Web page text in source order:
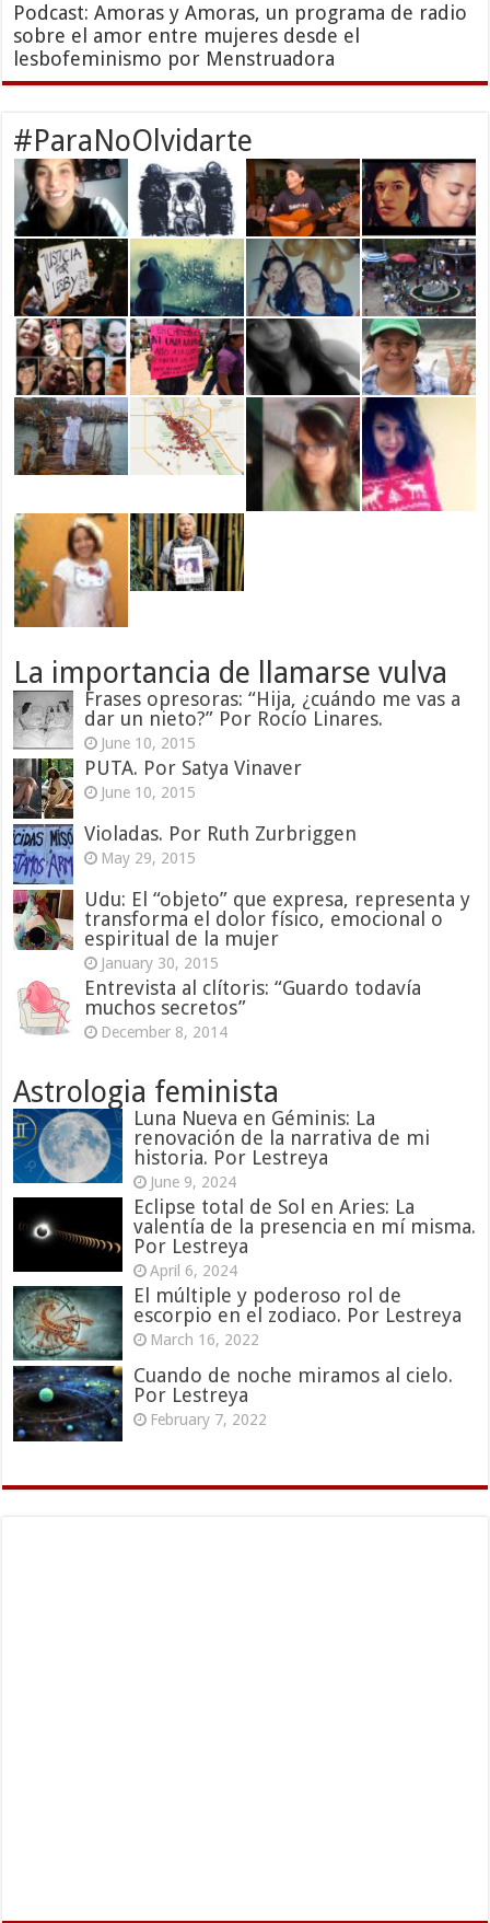
Podcast: Amoras y Amoras, un programa de radio
sobre el amor entre mujeres desde el
lesbofeminismo por Menstruadora
#ParaNoOlvidarte
La importancia de llamarse vulva
Frases opresoras: “Hija, ¿cuándo me vas a
dar un nieto?” Por Rocío Linares.
June 10, 2015
PUTA. Por Satya Vinaver
June 10, 2015
Violadas. Por Ruth Zurbriggen
May 29, 2015
Udu: El “objeto” que expresa, representa y
transforma el dolor físico, emocional o
espiritual de la mujer
January 30, 2015
Entrevista al clítoris: “Guardo todavía
muchos secretos”
December 8, 2014
Astrologia feminista
Luna Nueva en Géminis: La
renovación de la narrativa de mi
historia. Por Lestreya
June 9, 2024
Eclipse total de Sol en Aries: La
valentía de la presencia en mí misma.
Por Lestreya
April 6, 2024
El múltiple y poderoso rol de
escorpio en el zodiaco. Por Lestreya
March 16, 2022
Cuando de noche miramos al cielo.
Por Lestreya
February 7, 2022